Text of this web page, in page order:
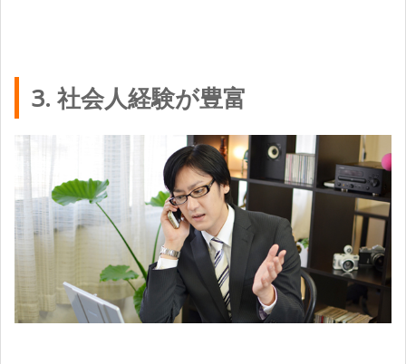
3. 社会人経験が豊富